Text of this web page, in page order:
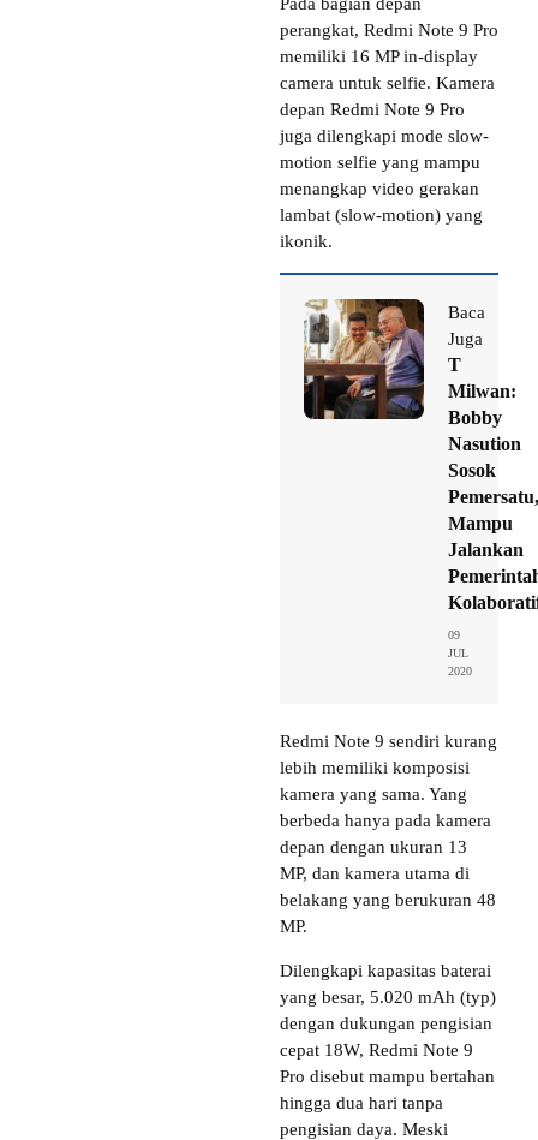
perangkat, Redmi Note 9 Pro
memiliki 16 MP in-display
camera untuk selfie. Kamera
depan Redmi Note 9 Pro
juga dilengkapi mode slow-
motion selfie yang mampu
menangkap video gerakan
lambat (slow-motion) yang
ikonik.
Baca
Juga
T
Milwan:
Bobby
Nasution
Sosok
Pemersatu,
Mampu
Jalankan
09
JUL
2020
Redmi Note 9 sendiri kurang
lebih memiliki komposisi
kamera yang sama. Yang
berbeda hanya pada kamera
depan dengan ukuran 13
MP, dan kamera utama di
belakang yang berukuran 48
MP.
Dilengkapi kapasitas baterai
yang besar, 5.020 mAh (typ)
dengan dukungan pengisian
cepat 18W, Redmi Note 9
Pro disebut mampu bertahan
hingga dua hari tanpa
pengisian daya. Meski